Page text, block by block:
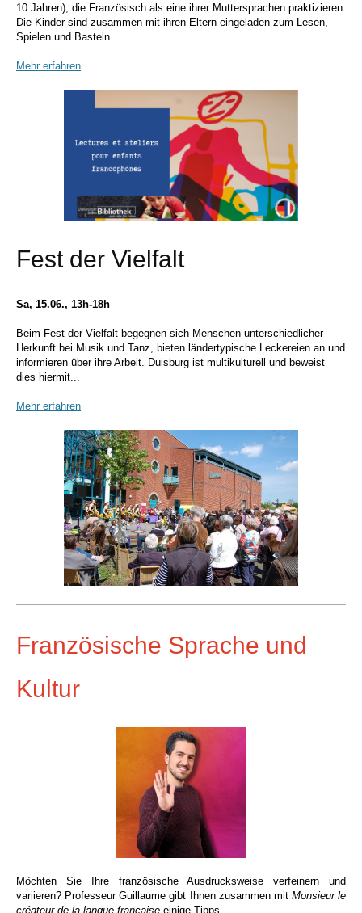
10 Jahren), die Französisch als eine ihrer Muttersprachen praktizieren.
Die Kinder sind zusammen mit ihren Eltern eingeladen zum Lesen,
Spielen und Basteln...
Mehr erfahren
Fest der Vielfalt
Sa, 15.06., 13h-18h
Beim Fest der Vielfalt begegnen sich Menschen unterschiedlicher
Herkunft bei Musik und Tanz, bieten ländertypische Leckereien an und
informieren über ihre Arbeit. Duisburg ist multikulturell und beweist
dies hiermit...
Mehr erfahren
Französische Sprache und
Kultur
Möchten Sie Ihre französische Ausdrucksweise verfeinern und
variieren? ProfesseurGuillaume gibt Ihnen zusammen mit Monsieur le
créateur de la langue française einige Tipps.